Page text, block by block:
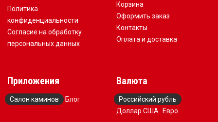
Политика
конфиденциальности
Согласие на обработку
персональных данных
Корзина
Оформить заказ
Контакты
Оплата и доставка
Приложения
Салон каминов Блог
Валюта
Российский рубль
Доллар США
Евро